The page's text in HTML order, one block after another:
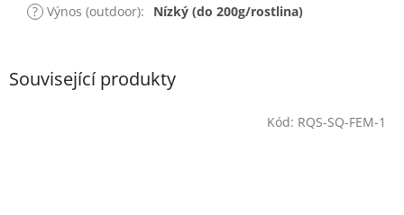
Související produkty
Kód: RQS-SQ-FEM-1
? Výnos (outdoor): Nízký (do 200g/rostlina)